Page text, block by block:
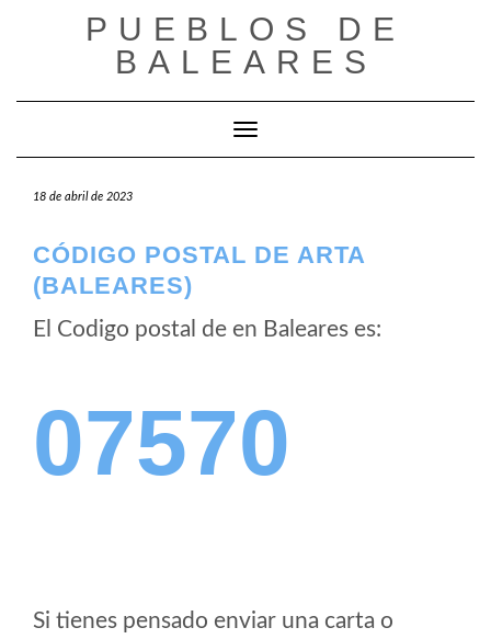
PUEBLOS DE
BALEARES
Cambiar modo de navegación
18 de abril de 2023
CÓDIGO POSTAL DE ARTA
(BALEARES)
El Codigo postal de en Baleares es:
07570
Si tienes pensado enviar una carta o